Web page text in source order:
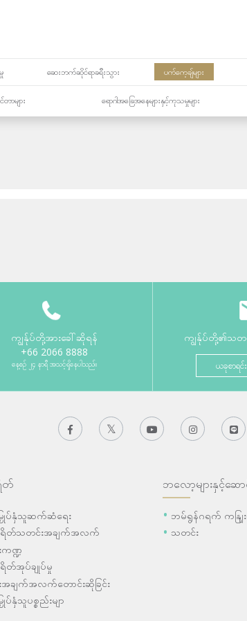
ဆေးဘက်ဆိုင်ရာခရီးသွား ပက်ကေ့ချ်များ
ာများ ရောဂါအခြေအနေများနှင့်ကုသမှုများ
ကျွန်ုပ်တို့အားခေါ်ဆိုရန်
+66 2066 8888
နေ့စဉ် ၂၄ နာရီ အသင့်ရှိနေပါသည်။
ကျွန်ုပ်တို့၏သတ
ယခုစာရင်
တ်
မြှုပ်နှံသူဆက်ဆံရေး
ရိတ်သတင်းအချက်အလက်
ဏ္ဍ
တ်အုပ်ချုပ်မှု
ချက်အလက်တောင်းဆိုခြင်း
ြှုပ်နှံသူပစ္စည်းမျာ
ဘလော့များနှင့်ဆောင်
ဘမ်ရွန်ဂရက် ကနျြး
သတင်း